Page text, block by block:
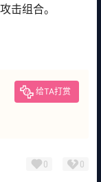
击组合。
给TA打赏
0 0